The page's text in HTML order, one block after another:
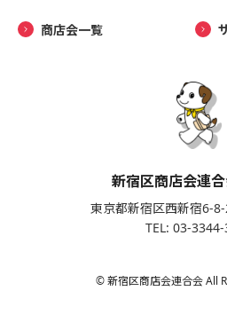
商店会一覧
新宿区商店会連
東京都新宿区西新宿6-
TEL: 03-
© 新宿区商店会連合会 All